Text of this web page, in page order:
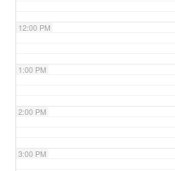
12:00 PM
1:00 PM
2:00 PM
3:00 PM